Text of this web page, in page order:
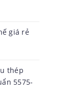
giá rẻ
thép
5575-